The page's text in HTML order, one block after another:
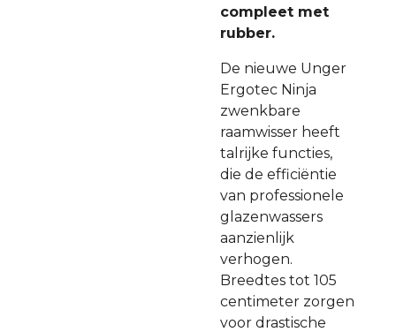
compleet met
rubber.
De nieuwe Unger
Ergotec Ninja
zwenkbare
raamwisser heeft
talrijke functies,
die de efficiëntie
van professionele
glazenwassers
aanzienlijk
verhogen.
Breedtes tot 105
centimeter zorgen
voor drastische